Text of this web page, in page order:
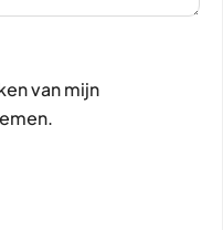
van mijn